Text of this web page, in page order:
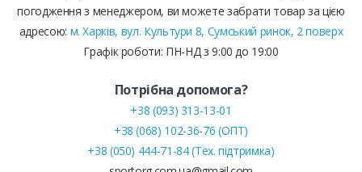
погодження з менеджером, ви можете забрати товар за цією
адресою: м. Харків, вул. Культури 8, Сумський ринок, 2 поверх
Графік роботи: ПН-НД з 9:00 до 19:00
Потрібна допомога?
+38 (093) 313-13-01
+38 (068) 102-36-76 (ОПТ)
+38 (050) 444-71-84 (Тех. підтримка)